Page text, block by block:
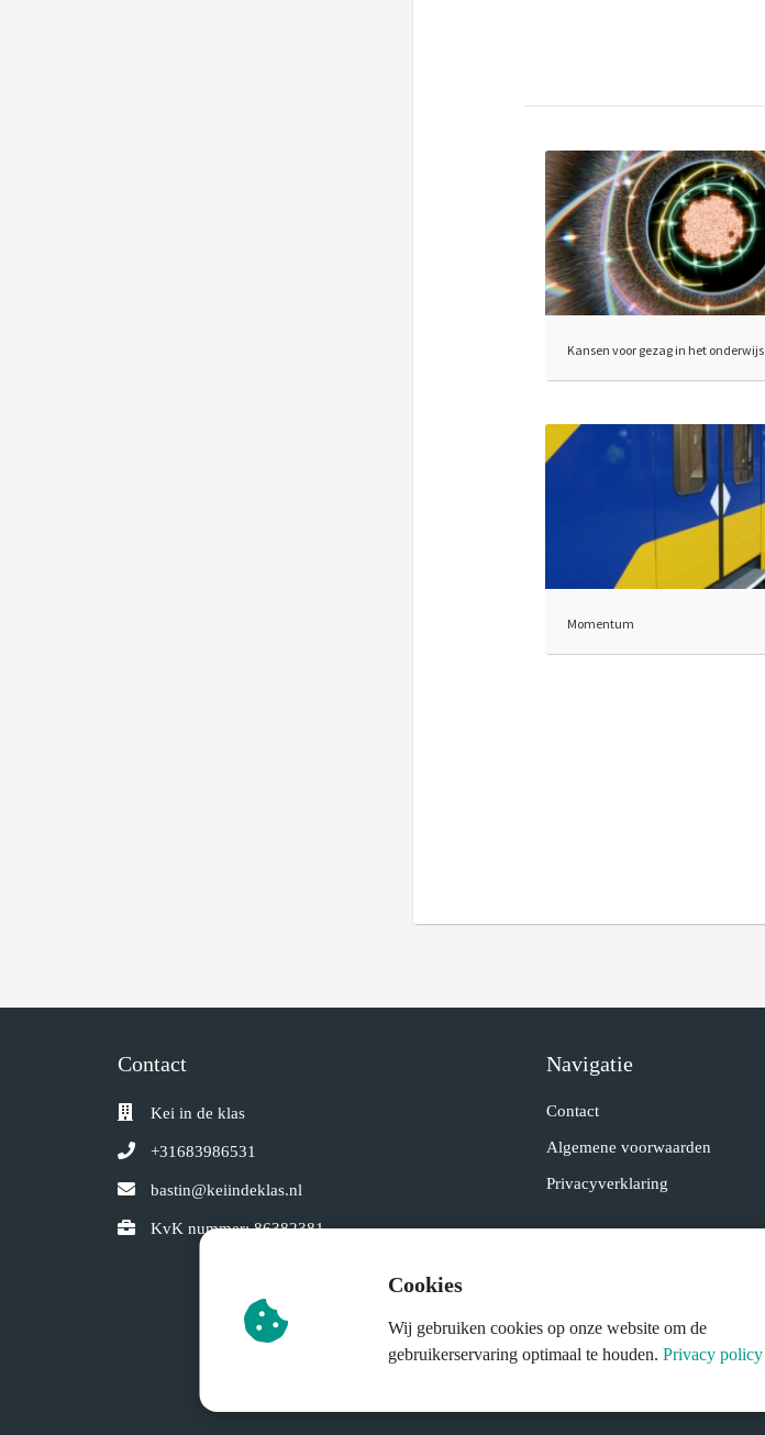
Kansen voor gezag in het onderwijs
Momentum
Contact
Kei in de klas
+31683986531
bastin@keiindeklas.nl
KvK nummer: 86382381
Navigatie
Contact
Algemene voorwaarden
Privacyverklaring
Cookies
Wij gebruiken cookies op onze website om de
gebruikerservaring optimaal te houden. Privacy policy